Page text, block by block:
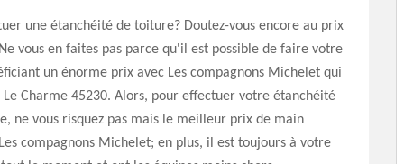
une étanchéité de toiture? Doutez-vous encore au prix
vous en faites pas parce qu'il est possible de faire votre
un énorme prix avec Les compagnons Michelet qui
Le Charme 45230. Alors, pour effectuer votre étanchéité
ne vous risquez pas mais le meilleur prix de main
compagnons Michelet; en plus, il est toujours à votre